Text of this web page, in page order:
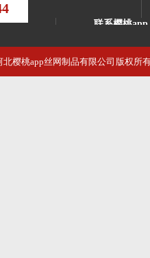
联系樱桃app
河北樱桃app
邮 箱：
北樱桃app丝网制品有限公司 版权